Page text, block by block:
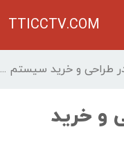
TTICCTV.COM
7 اشتباه رایج در طراحی و خرید سیستم مداربسته
و خرید